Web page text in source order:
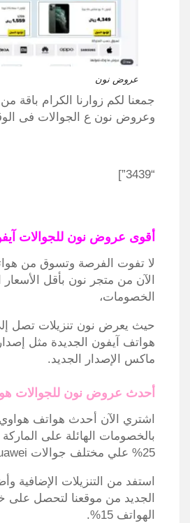
عروض نون
جمعنا لكم زوارنا الكرام باقة
وعروض نون ع الجوالات فى
“3439”]
أقوى عروض نون للجوالات
لا تفوت الفرصة وتسوق من
الآن من متجر نون بأقل الأسعار
الخصومات،
ماكس الإصدار الجديد.
أحدث عروض نون للجوالات
اشتري الآن أحدث هواتف
بالخصومات الهائلة على
25% علي مختلف جوالات Huawei.
استفد من التنزيلات
الجديد من موقعنا لتحصل
الهواتف 15%.